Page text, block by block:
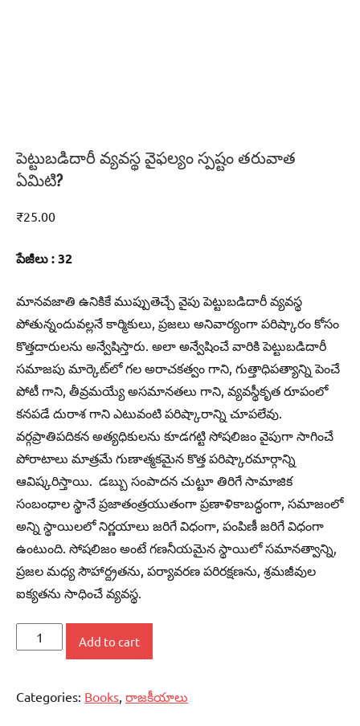
పెట్టుబడిదారీ వ్యవస్థ వైఫల్యం స్పష్టం తరువాత
ఏమిటి?
₹25.00
పేజీలు : 32
మానవజాతి ఉనికికే ముప్పుతెచ్చే వైపు పెట్టుబడిదారీ వ్యవస్థ
పోతున్నందువల్లనే కార్మికులు, ప్రజలు అనివార్యంగా పరిష్కారం కోసం
కొత్తదారులను అన్వేషిస్తారు. అలా అన్వేషించే వారికి పెట్టుబడిదారీ
సమాజపు మార్కెట్‌లో గల అరాచకత్వం గాని, గుత్తాధిపత్యాన్ని పెంచే
పోటీ గాని, తీవ్రమయ్యే అసమానతలు గాని, వ్యవస్థీకృత రూపంలో
కనపడే దురాశ గాని ఎటువంటి పరిష్కారాన్ని చూపలేవు.
వర్గప్రాతిపదికన అత్యధికులను కూడగట్టి సోషలిజం వైపుగా సాగించే
పోరాటాలు మాత్రమే గుణాత్మకమైన కొత్త పరిష్కారమార్గాన్ని
ఆవిష్కరిస్తాయి. డబ్బు సంపాదన చుట్టూ తిరిగే సామాజిక
సంబంధాల స్థానే ప్రజాతంత్రయుతంగా ప్రణాళికాబద్ధంగా, సమాజంలో
అన్ని స్థాయిలలో నిర్ణయాలు జరిగే విధంగా, పంపిణీ జరిగే విధంగా
ఉంటుంది. సోషలిజం అంటే గణనీయమైన స్థాయిలో సమానత్వాన్ని,
ప్రజల మధ్య సౌహార్ద్రతను, పర్యావరణ పరిరక్షణను, శ్రమజీవుల
ఐక్యతను సాధించే వ్యవస్థ.
పెట్టుబడిదారీ
స్పష్టం
Add to cart
Categories: Books, రాజకీయాలు